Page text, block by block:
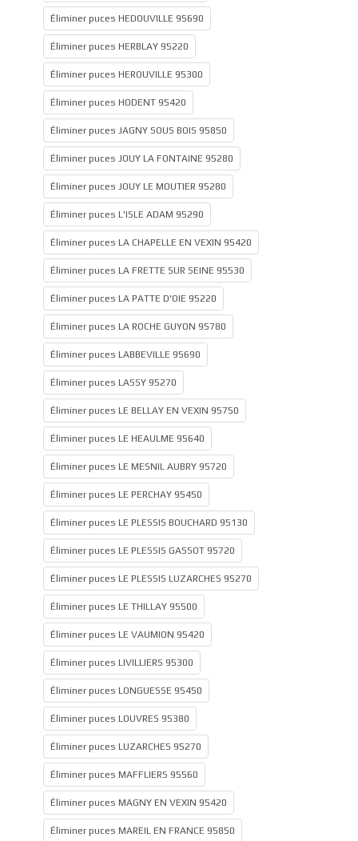
Éliminer puces HEDOUVILLE 95690
Éliminer puces HERBLAY 95220
Éliminer puces HEROUVILLE 95300
Éliminer puces HODENT 95420
Éliminer puces JAGNY SOUS BOIS 95850
Éliminer puces JOUY LA FONTAINE 95280
Éliminer puces JOUY LE MOUTIER 95280
Éliminer puces L'ISLE ADAM 95290
Éliminer puces LA CHAPELLE EN VEXIN 95420
Éliminer puces LA FRETTE SUR SEINE 95530
Éliminer puces LA PATTE D'OIE 95220
Éliminer puces LA ROCHE GUYON 95780
Éliminer puces LABBEVILLE 95690
Éliminer puces LASSY 95270
Éliminer puces LE BELLAY EN VEXIN 95750
Éliminer puces LE HEAULME 95640
Éliminer puces LE MESNIL AUBRY 95720
Éliminer puces LE PERCHAY 95450
Éliminer puces LE PLESSIS BOUCHARD 95130
Éliminer puces LE PLESSIS GASSOT 95720
Éliminer puces LE PLESSIS LUZARCHES 95270
Éliminer puces LE THILLAY 95500
Éliminer puces LE VAUMION 95420
Éliminer puces LIVILLIERS 95300
Éliminer puces LONGUESSE 95450
Éliminer puces LOUVRES 95380
Éliminer puces LUZARCHES 95270
Éliminer puces MAFFLIERS 95560
Éliminer puces MAGNY EN VEXIN 95420
Éliminer puces MAREIL EN FRANCE 95850